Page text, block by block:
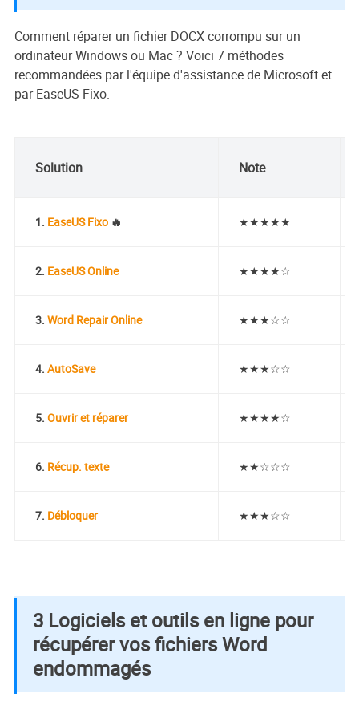
Comment réparer un fichier DOCX corrompu sur un
ordinateur Windows ou Mac ? Voici 7 méthodes
recommandées par l'équipe d'assistance de Microsoft et
par EaseUS Fixo.
Solution Note
1. EaseUS Fixo🔥 ★★★★★
2. EaseUS Online ★★★★☆
3. Word Repair Online ★★★☆☆
4. AutoSave ★★★☆☆
5. Ouvrir et réparer ★★★★☆
6. Récup. texte ★★☆☆☆
7. Débloquer ★★★☆☆
3 Logiciels et outils en ligne pour
récupérer vos fichiers Word
endommagés